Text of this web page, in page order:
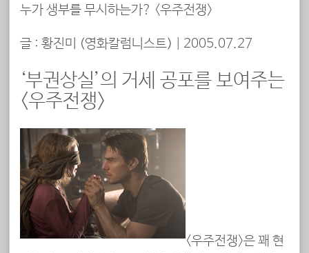
누가 생부를 무시하는가? <우주전쟁>
글 : 황진미 (영화칼럼니스트) 2005.07.27
‘부권상실’의 거세 공포를 보여주는
<우주전쟁>
<우주전쟁>은 꽤 현